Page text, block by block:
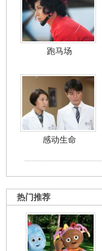
跑马场
感动生命
热门推荐